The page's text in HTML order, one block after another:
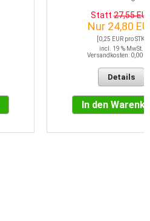
Statt27,55
Nur 24,80
[0,25 EUR pro STK]
incl. 19 % MwSt.
Versandkosten: 0,00
Details
In den